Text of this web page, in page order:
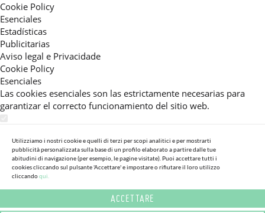
Cookie Policy
Esenciales
Estadísticas
Publicitarias
Aviso legal e Privacidade
Cookie Policy
Esenciales
Las cookies esenciales son las estrictamente necesarias para
garantizar el correcto funcionamiento del sitio web.
Estas cookies nos permiten ofrecerle una experiencia en el sitio
adaptada a su navegación (recomendaciones de producto
personalizadas, énfasis en categorías frecuentemente
consultadas, etc).Al activar esta cookie, nos ayuda a mejorar aún
más su experiencia.
Utilizziamo i nostri cookie e quelli di terzi per scopi analitici e per mostrarti
pubblicità personalizzata sulla base di un profilo elaborato a partire dalle tue
abitudini di navigazione (per esempio, le pagine visitate). Puoi accettare tutti i
cookies cliccando sul pulsante 'Accettare' e impostare o rifiutare il loro utilizzo
cliccandoqui.
ACCETTARE